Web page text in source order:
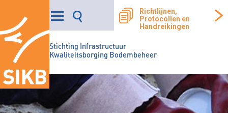
Stichting Infrastructuur
Kwaliteitsborging Bodembeheer
Richtlijnen,
Protocollen en
Handreikingen